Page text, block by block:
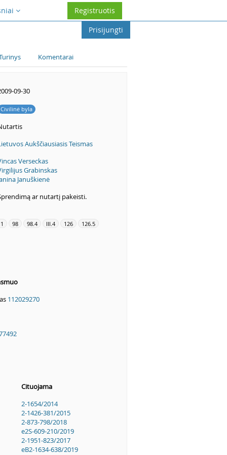
Registruotis
Prisijungti
Komentarai
09-30
Civilinė byla
Aukščiausiasis Teismas
Verseckas
Grabinskas
Januškienė
ar nutartį pakeisti.
98 98.4 III.4 126 126.5
112029270
Cituojama
2-1654/2014
2-1426-381/2015
2-873-798/2018
e2S-609-210/2019
2-1951-823/2017
eB2-1634-638/2019